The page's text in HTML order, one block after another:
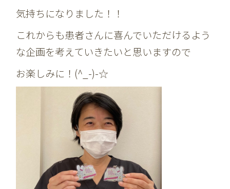
気持ちになりました！！
これからも患者さんに喜んでいただけるよう
な企画を考えていきたいと思いますので
お楽しみに！(^_-)-☆